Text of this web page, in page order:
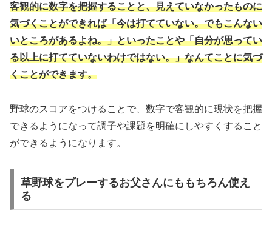
客観的に数字を把握することと、見えていなかったものに
気づくことができれば「今は打てていない。でもこんない
いところがあるよね。」といったことや「自分が思ってい
る以上に打てていないわけではない。」なんてことに気づ
くことができます。
野球のスコアをつけることで、数字で客観的に現状を把握
できるようになって調子や課題を明確にしやすくすること
ができるようになります。
草野球をプレーするお父さんにももちろん使え
る